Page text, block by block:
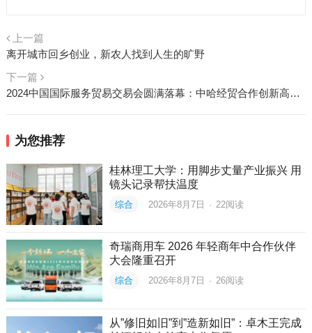
上一篇
离开城市回乡创业，新农人找到人生的旷野
下一篇
2024中国国际服务贸易交易会圆满落幕：中哈经贸合作创新高，引领国际服务贸易新篇章
为您推荐
桂林理工大学：用脚步丈量产业振兴 用
镜头记录帮扶温度
综合 2026年8月7日 · 22阅读
奇瑞商用车 2026 年轻商年中合作伙伴
大会隆重召开
综合 2026年8月7日 · 26阅读
从”修旧如旧”到”造新如旧”：卓木王完成